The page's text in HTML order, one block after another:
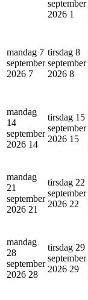
september
2026 1
mandag 7
september
2026 7
tirsdag 8
september
2026 8
mandag
14
september
2026 14
tirsdag 15
september
2026 15
mandag
21
september
2026 21
tirsdag 22
september
2026 22
mandag
28
september
2026 28
tirsdag 29
september
2026 29